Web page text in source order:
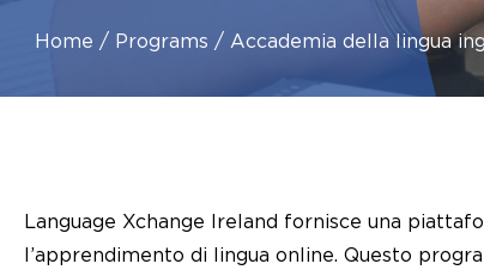
Home Programs Accademia della lingua
Language Xchange Ireland fornisce una
l’apprendimento di lingua online. Questo